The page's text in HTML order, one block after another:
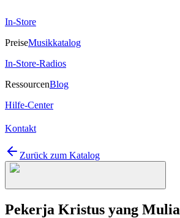
In-Store
PreiseMusikkatalog
In-Store-Radios
RessourcenBlog
Hilfe-Center
Kontakt
Zurück zum Katalog
Pekerja Kristus yang Mulia